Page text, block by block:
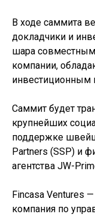
В ходе саммита
докладчики и
шара
компании,
инвестиционным
Саммит будет
крупнейших
поддержке
Partners (SSP) и
агентства JW-
Fincasa Ventures
компания по